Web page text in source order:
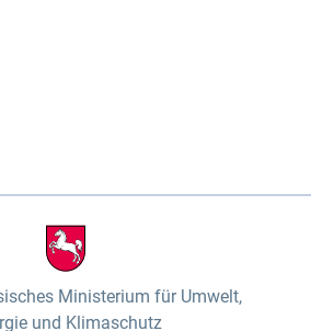
Ministerium für Umwelt,
und Klimaschutz